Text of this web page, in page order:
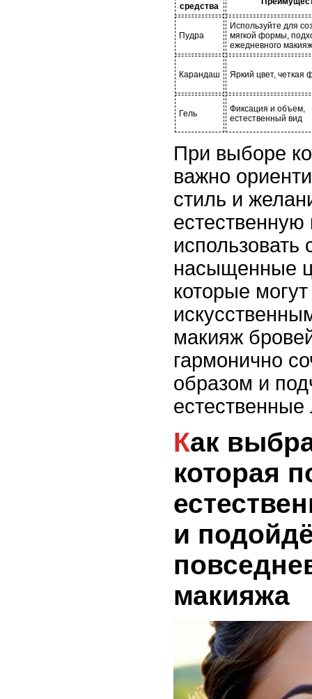
средства
Пудра
Используйте для
мягкой формы,
ежедневного
Карандаш Яркий цвет, четкая
Гель
Фиксация и объем,
естественный вид
При выборе
важно
стиль и
естественную
насыщенные
которые
макияж
гармонично
образом и
естественные
Как выбрать помаду,
которая
и
макияжа